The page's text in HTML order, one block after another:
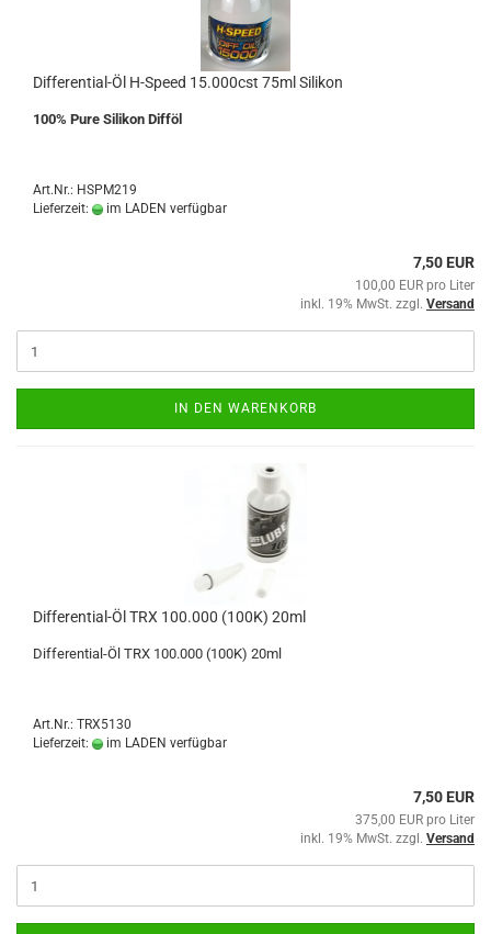
Differential-Öl H-Speed 15.000cst 75ml Silikon
100% Pure Silikon Difföl
Art.Nr.: HSPM219
Lieferzeit:
im LADEN verfügbar
7,50 EUR
100,00 EUR pro Liter
inkl. 19% MwSt. zzgl. Versand
IN DEN WARENKORB
Differential-Öl TRX 100.000 (100K) 20ml
Differential-Öl TRX 100.000 (100K) 20ml
Art.Nr.: TRX5130
Lieferzeit:
im LADEN verfügbar
7,50 EUR
375,00 EUR pro Liter
inkl. 19% MwSt. zzgl. Versand